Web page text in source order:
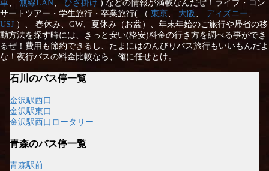
車 無線LAN ひざ掛け ) などの情報が満載なんだぜ！ライブ・コン
サートツアー・学生旅行・卒業旅行( （ 東京 大阪 ディズニー
USJ ）、 春休み、GW、夏休み（お盆）、年末年始のご旅行や帰省の移
動方法を探す時には、きっと安い(格安)料金の行き方を調べる事ができ
るぜ！費用も節約できるし、たまにはのんびりバス旅行もいいもんだよ
な！夜行バスの料金比較なら、俺に任せとけ。
石川のバス停一覧
金沢駅西口
金沢駅東口
金沢駅西口ロータリー
青森のバス停一覧
青森駅前